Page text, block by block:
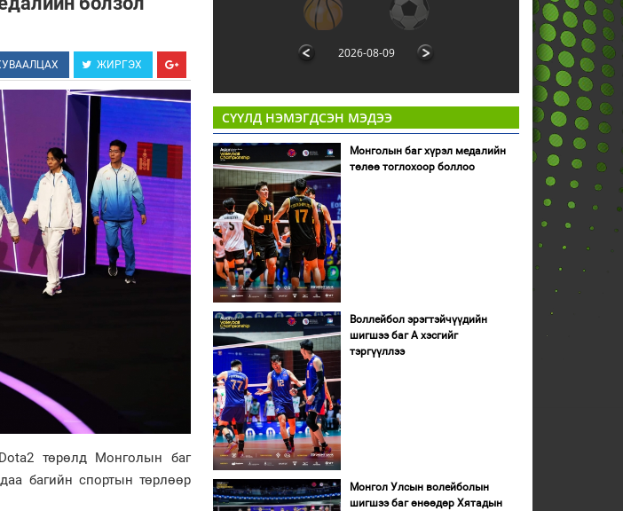
ЖИРГЭХ
төрөлд Монголын баг
багийн спортын төрлөөр
2026-08-09
СҮҮЛД НЭМЭГДСЭН МЭДЭЭ
Монголын баг хүрэл медалийн
төлөө тоглохоор боллоо
Воллейбол эрэгтэйчүүдийн
шигшээ баг А хэсгийг
тэргүүллээ
Монгол Улсын волейболын
шигшээ баг өнөөдөр Хятадын